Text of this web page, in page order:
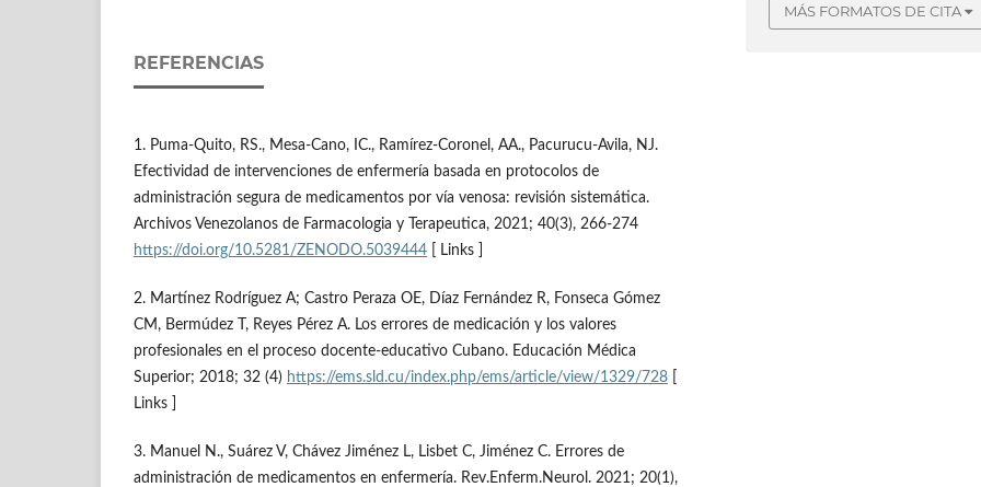
REFERENCIAS
1. Puma-Quito, RS., Mesa-Cano, IC., Ramírez-Coronel, AA., Pacurucu-Avila, NJ.
Efectividad de intervenciones de enfermería basada en protocolos de
administración segura de medicamentos por vía venosa: revisión sistemática.
Archivos Venezolanos de Farmacologia y Terapeutica, 2021; 40(3), 266-274
https://doi.org/10.5281/ZENODO.5039444 [ Links ]
2. Martínez Rodríguez A; Castro Peraza OE, Díaz Fernández R, Fonseca Gómez
CM, Bermúdez T, Reyes Pérez A. Los errores de medicación y los valores
profesionales en el proceso docente-educativo Cubano. Educación Médica
Superior; 2018; 32 (4) https://ems.sld.cu/index.php/ems/article/view/1329/728
Links ]
3. Manuel N., Suárez V, Chávez Jiménez L, Lisbet C, Jiménez C. Errores de
administración de medicamentos en enfermería. Rev.Enferm.Neurol. 2021; 20(1),
MÁS FORMATOS DE CITA